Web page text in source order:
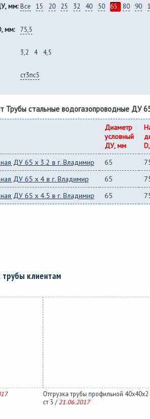
мм: Все 15 20 25 32 40 50 65 80 90
мм: 75,5
3,2 4 4,5
ст3пс5
Трубы стальные водогазопроводные ДУ
Диаметр
условный
ДУ, мм
ДУ 65 x 3.2 в г. Владимир 65
ДУ 65 x 4 в г. Владимир
65
ДУ 65 x 4.5 в г. Владимир
65
трубы клиентам
Отгрузка трубы профильной 40х40х2
ст 3 / 21.06.2017